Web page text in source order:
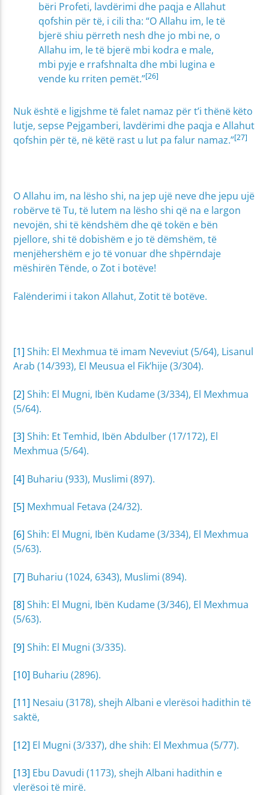
bëri Profeti, lavdërimi dhe paqja e Allahut
qofshin për të, i cili tha: “O Allahu im, le të
bjerë shiu përreth nesh dhe jo mbi ne, o
Allahu im, le të bjerë mbi kodra e male,
mbi pyje e rrafshnalta dhe mbi lugina e
vende ku rriten pemët.”[26]
Nuk është e ligjshme të falet namaz për t’i thënë këto
lutje, sepse Pejgamberi, lavdërimi dhe paqja e Allahut
qofshin për të, në këtë rast u lut pa falur namaz.”[27]
O Allahu im, na lësho shi, na jep ujë neve dhe jepu ujë
robërve të Tu, të lutem na lësho shi që na e largon
nevojën, shi të këndshëm dhe që tokën e bën
pjellore, shi të dobishëm e jo të dëmshëm, të
menjëhershëm e jo të vonuar dhe shpërndaje
mëshirën Tënde, o Zot i botëve!
Falënderimi i takon Allahut, Zotit të botëve.
[1] Shih: El Mexhmua të imam Neveviut (5/64), Lisanul
Arab (14/393), El Meusua el Fik’hije (3/304).
[2] Shih: El Mugni, Ibën Kudame (3/334), El Mexhmua
(5/64).
[3] Shih: Et Temhid, Ibën Abdulber (17/172), El
Mexhmua (5/64).
[4] Buhariu (933), Muslimi (897).
[5] Mexhmual Fetava (24/32).
[6] Shih: El Mugni, Ibën Kudame (3/334), El Mexhmua
(5/63).
[7] Buhariu (1024, 6343), Muslimi (894).
[8] Shih: El Mugni, Ibën Kudame (3/346), El Mexhmua
(5/63).
[9] Shih: El Mugni (3/335).
[10] Buhariu (2896).
[11] Nesaiu (3178), shejh Albani e vlerësoi hadithin të
saktë,
[12] El Mugni (3/337), dhe shih: El Mexhmua (5/77).
[13] Ebu Davudi (1173), shejh Albani hadithin e
vlerësoi të mirë.